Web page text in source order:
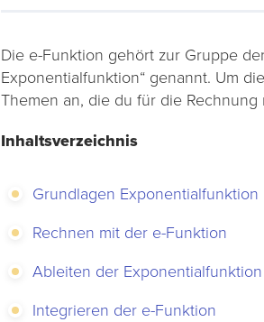
Die e-Funktion gehört zur Gruppe
Exponentialfunktion“ genannt. Um
Themen an, die du für die
Inhaltsverzeichnis
Grundlagen Exponentialfunktion
Rechnen mit der e-Funktion
Ableiten der Exponentialfunktion
Integrieren der e-Funktion